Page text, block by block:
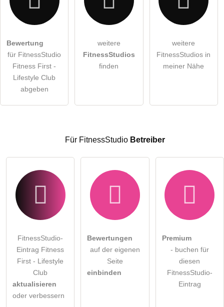
DieDatenschutzerklärunghabe ich zur Kenntnis genommen.
öffentliche Frage stellen
FitnessStudio-Eintrag zu stellen.
Bewertung
für FitnessStudio
Fitness First -
Lifestyle Club
abgeben
weitere
FitnessStudios
finden
weitere
FitnessStudios in
meiner Nähe
Für FitnessStudio Betreiber
FitnessStudio-
Eintrag Fitness
First - Lifestyle
Club
aktualisieren
oder verbessern
Bewertungen
auf der eigenen
Seite
einbinden
Premium
- buchen für
diesen
FitnessStudio-
Eintrag